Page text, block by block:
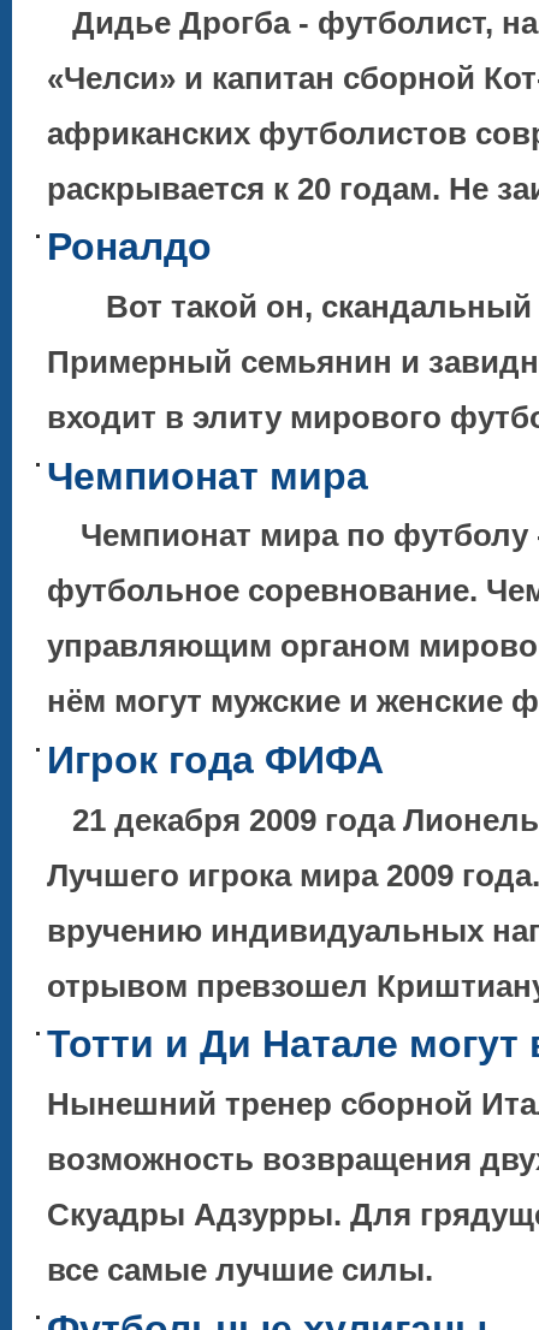
Дидье Дрогба - футболист,
«Челси» и капитан сборной
африканских футболистов
раскрывается к 20 годам. Не
Роналдо
Вот такой он, скандальный
Примерный семьянин и
входит в элиту мирового
Чемпионат мира
Чемпионат мира по футболу
футбольное соревнование.
управляющим органом
нём могут мужские и женские
Игрок года ФИФА
21 декабря 2009 года
Лучшего игрока мира 2009
вручению индивидуальных
отрывом превзошел
Тотти и Ди Натале
Нынешний тренер сборной
возможность возвращения
Скуадры Адзурры. Для
все самые лучшие силы.